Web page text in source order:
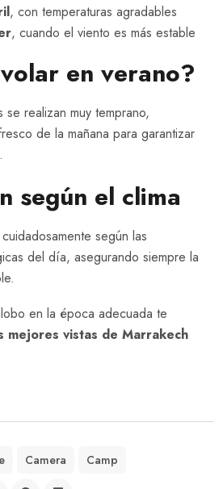
, con temperaturas agradables
, cuando el viento es más estable
en verano?
realizan muy temprano,
de la mañana para garantizar
según el clima
según las
del día, asegurando siempre la
en la época adecuada te
mejores vistas de Marrakech
Camera Camp